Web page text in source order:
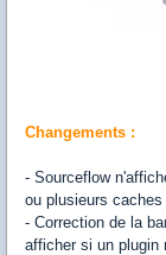
Changements :
- Sourceflow
ou plusieurs
- Correction de la
afficher si un plugin